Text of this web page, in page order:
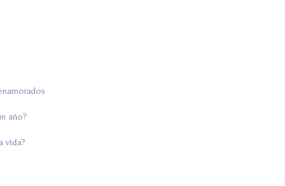
año?
vida?